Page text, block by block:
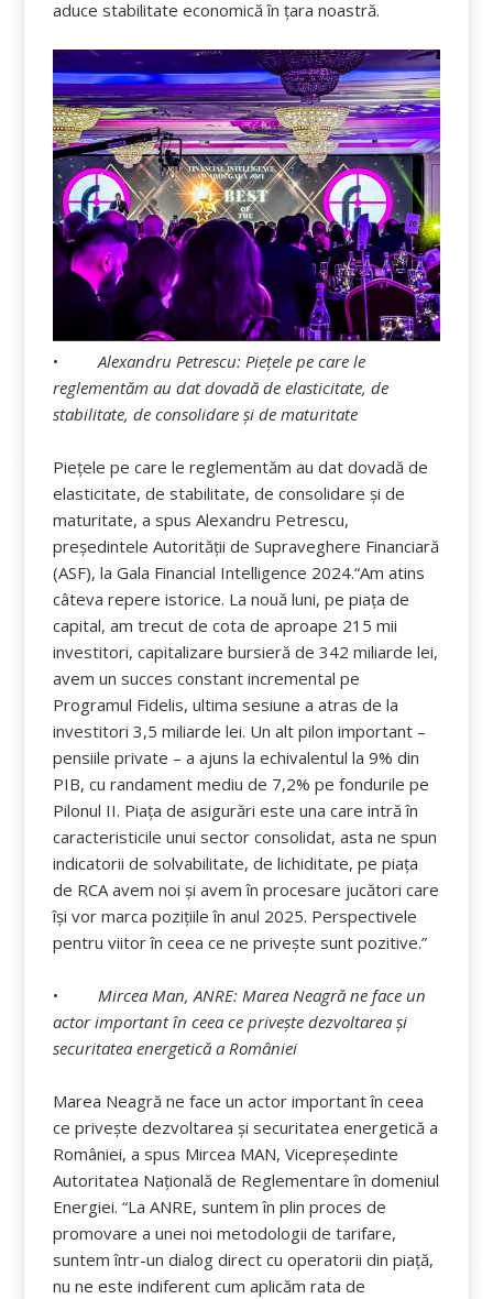
aduce stabilitate economică în țara noastră.
•Alexandru Petrescu: Piețele pe care le
reglementăm au dat dovadă de elasticitate, de
stabilitate, de consolidare și de maturitate
Piețele pe care le reglementăm au dat dovadă de
elasticitate, de stabilitate, de consolidare și de
maturitate, a spus Alexandru Petrescu,
președintele Autorității de Supraveghere Financiară
(ASF), la Gala Financial Intelligence 2024.“Am atins
câteva repere istorice. La nouă luni, pe piața de
capital, am trecut de cota de aproape 215 mii
investitori, capitalizare bursieră de 342 miliarde lei,
avem un succes constant incremental pe
Programul Fidelis, ultima sesiune a atras de la
investitori 3,5 miliarde lei. Un alt pilon important –
pensiile private – a ajuns la echivalentul la 9% din
PIB, cu randament mediu de 7,2% pe fondurile pe
Pilonul II. Piața de asigurări este una care intră în
caracteristicile unui sector consolidat, asta ne spun
indicatorii de solvabilitate, de lichiditate, pe piața
de RCA avem noi și avem în procesare jucători care
își vor marca pozițiile în anul 2025. Perspectivele
pentru viitor în ceea ce ne privește sunt pozitive.”
• Mircea Man, ANRE: Marea Neagră ne face un
actor important în ceea ce privește dezvoltarea și
securitatea energetică a României
Marea Neagră ne face un actor important în ceea
ce privește dezvoltarea și securitatea energetică a
României, a spus Mircea MAN, Vicepreședinte
Autoritatea Naţională de Reglementare în domeniul
Energiei. “La ANRE, suntem în plin proces de
promovare a unei noi metodologii de tarifare,
suntem într-un dialog direct cu operatorii din piață,
nu ne este indiferent cum aplicăm rata de